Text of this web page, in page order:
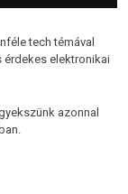
tech témával
elektronikai
azonnal